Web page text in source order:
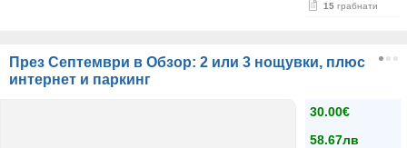
15 грабнати
През Септември в Обзор: 2 или 3 нощувки, плюс
интернет и паркинг
30.00€
58.67лв